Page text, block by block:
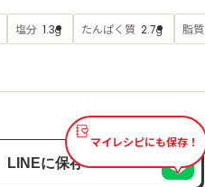
塩分 1.3g たんぱく質 2.7g 脂質
マイレシピにも保存！
LINEに保存